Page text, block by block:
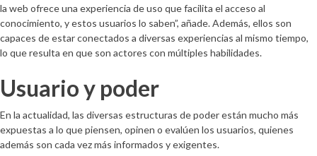
la web ofrece una experiencia de uso que facilita el acceso al
conocimiento, y estos usuarios lo saben”, añade. Además, ellos son
capaces de estar conectados a diversas experiencias al mismo tiempo,
lo que resulta en que son actores con múltiples habilidades.
Usuario y poder
En la actualidad, las diversas estructuras de poder están mucho más
expuestas a lo que piensen, opinen o evalúen los usuarios, quienes
además son cada vez más informados y exigentes.